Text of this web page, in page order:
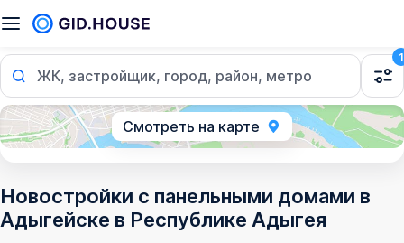
ЖК, застройщик, город, район, метро
1
Смотреть на карте
Новостройки с панельными домами в
Адыгейске в Республике Адыгея